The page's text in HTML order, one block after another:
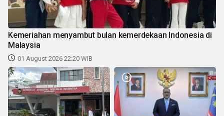
Kemeriahan menyambut bulan kemerdekaan Indonesia di
Malaysia
01 August 2026 22:20 WIB